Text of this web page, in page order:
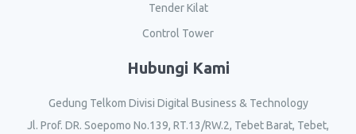
Tender Kilat
Control Tower
Hubungi Kami
Gedung Telkom Divisi Digital Business & Technology
Jl. Prof. DR. Soepomo No.139, RT.13/RW.2, Tebet Barat, Tebet,